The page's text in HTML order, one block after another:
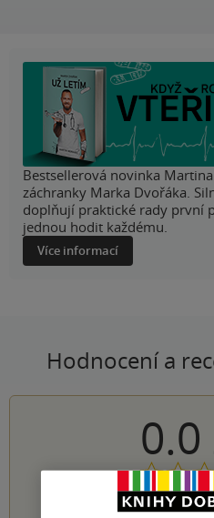
Bestsellerová novinka
záchranky Marka Dvořáka.
doplňují praktické rady první
jednou hodit každému.
Více informací
Hodnocení a
0.0
0